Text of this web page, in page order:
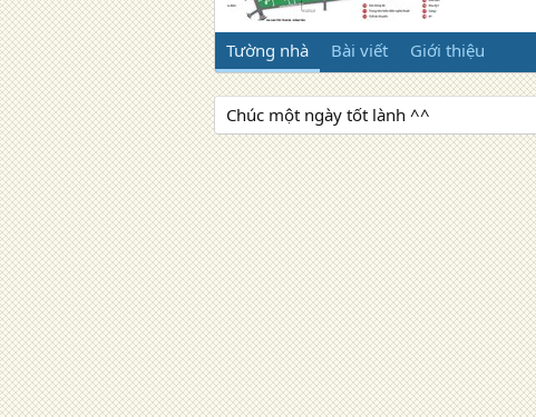
Tường nhà Bài viết Giới thiệu
Chúc một ngày tốt lành ^^